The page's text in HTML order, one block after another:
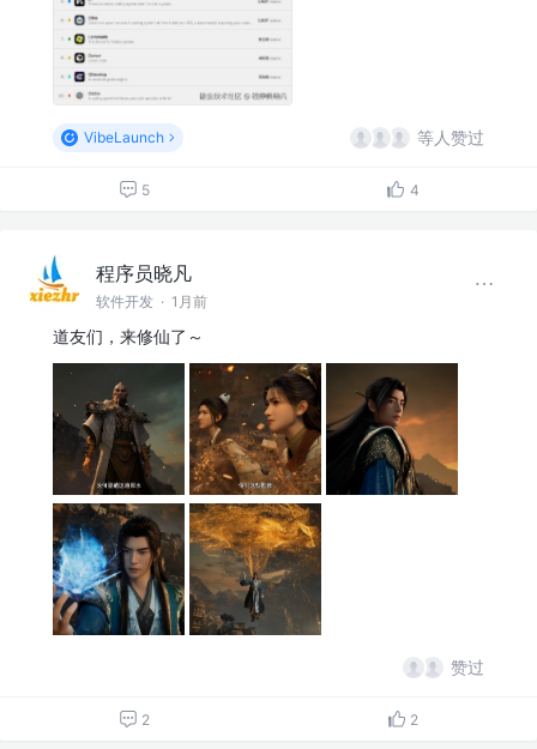
VibeLaunch 等人赞过
5 4
程序员晓凡
软件开发 · 1月前
道友们，来修仙了～
赞过
2 2